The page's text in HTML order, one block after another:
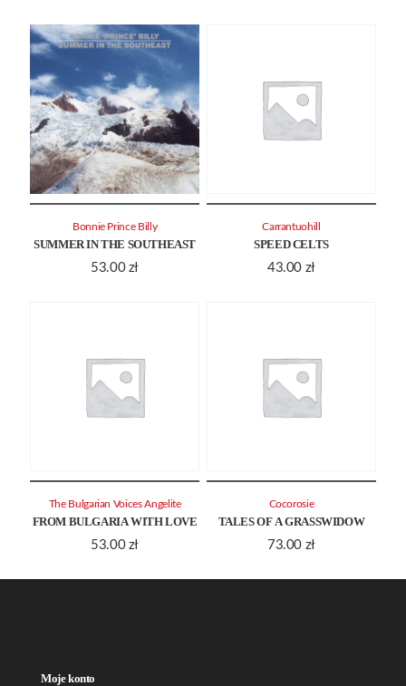
SUMMER IN THE SOUTHEAST
53.00 zł
Bonnie Prince Billy
SPEED CELTS
43.00 zł
Carrantuohill
FROM BULGARIA WITH LOVE
53.00 zł
The Bulgarian Voices Angelite
TALES OF A GRASSWIDOW
73.00 zł
Cocorosie
Moje konto